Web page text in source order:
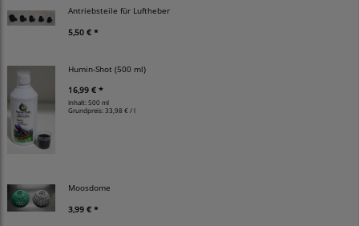
Antriebsteile für Luftheber
5,50 € *
Humin-Shot (500 ml)
16,99 € *
Inhalt: 500 ml
Grundpreis:33,98 € / l
Moosdome
3,99 € *